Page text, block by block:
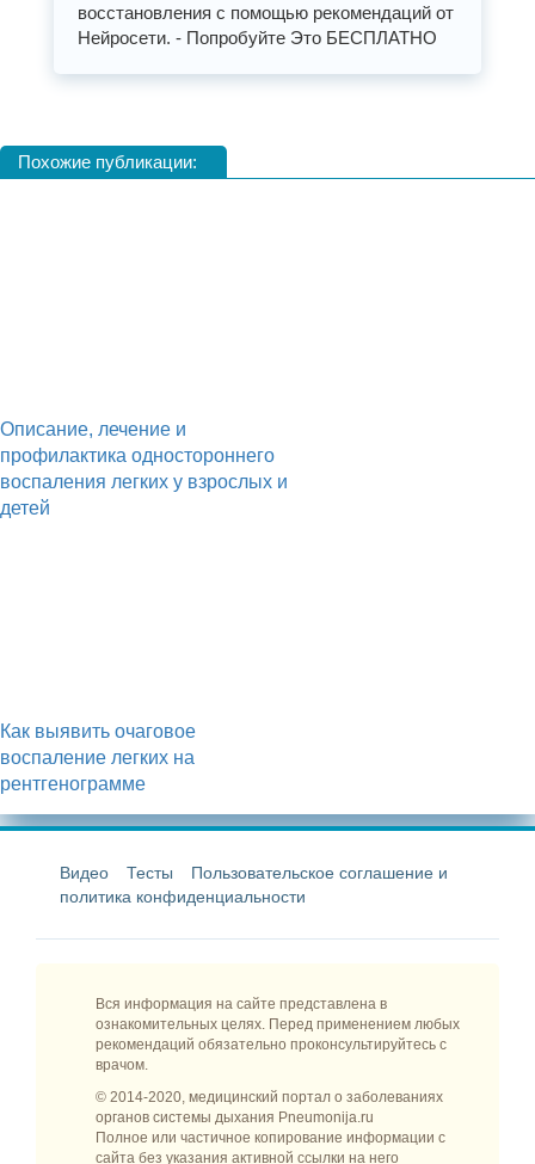
восстановления с помощью рекомендаций от
Нейросети. - Попробуйте Это БЕСПЛАТНО
Похожие публикации:
Описание, лечение и
профилактика одностороннего
воспаления легких у взрослых и
детей
Как выявить очаговое
воспаление легких на
рентгенограмме
Видео Тесты
Пользовательское соглашение и
политика конфиденциальности
Вся информация на сайте представлена в
ознакомительных целях. Перед применением любых
рекомендаций обязательно проконсультируйтесь с
врачом.
© 2014-2020, медицинский портал о заболеваниях
органов системы дыхания Pneumonija.ru
Полное или частичное копирование информации с
сайта без указания активной ссылки на него